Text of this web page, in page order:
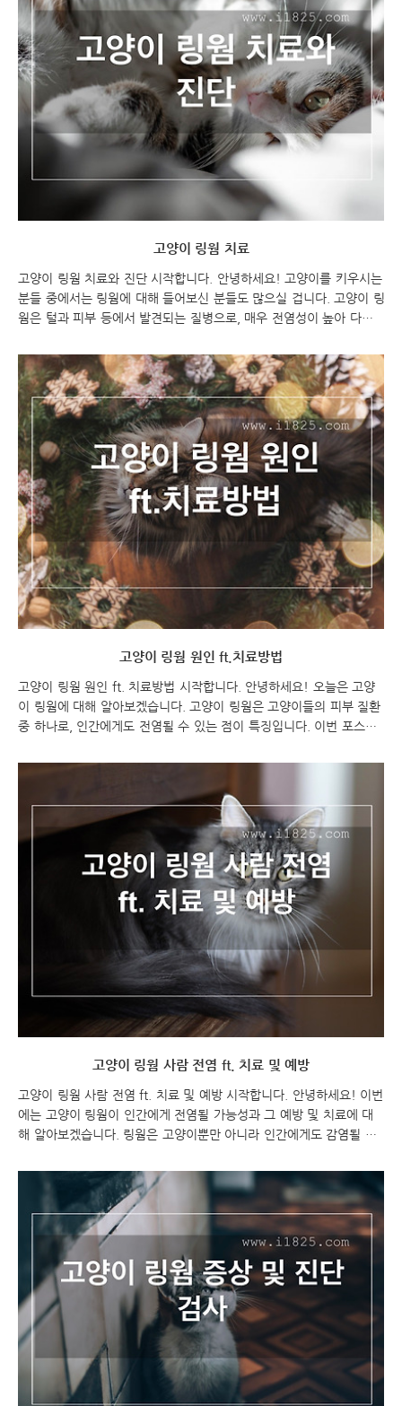
의 건강을 위해 매우 중요한 제품입니다. 링웜 감염을 예방하고 치료
하기 위해서는 청소와 소독이 필수적입니다. 이에 따라 링웜 연고는 매
우 효과적이며, 안전하고 강력한 살균 효과를 가진 제품으로 광고되고
있습니다. 그러나 제품의 안전..
고양이 링웜 치료
고양이 링웜 치료와 진단 시작합니다. 안녕하세요! 고양이를 키우시는
분들 중에서는 링웜에 대해 들어보신 분들도 많으실 겁니다. 고양이 링
웜은 털과 피부 등에서 발견되는 질병으로, 매우 전염성이 높아 다른
링웜의 증상과 진단 방법부터 치료와 예방 방법까지 자세히 알아보도
록 하겠습니다. 고양이 링웜 치료와 진단 고양이 링웜 고양이 링웜 치
료 그리고 진단 고양이의 링웜 진단과 증상에 대해 설명한 내용입니
다. 진균 침투는 피부에 미세 외상을 입은 경우, 체외기생충이 있는 경
우, 습도가 높은 환경에서 생활하는 경우 발생할 가능성이 높습니다.
감염된 고양이는 감염성 포자를 방출하며, 감염의 임상 징후는 진균 노
출 후 2-4주 후에 나타납니다. 감염된..
고양이 링웜 원인 ft.치료방법
고양이 링웜 원인 ft. 치료방법 시작합니다. 안녕하세요! 오늘은 고양
이 링웜에 대해 알아보겠습니다. 고양이 링웜은 고양이들의 피부 질환
중 하나로, 인간에게도 전염될 수 있는 점이 특징입니다. 이번 포스팅
다. 함께 시작해볼까요? 고양이 링웜 원인 ft. 치료방법 고양이 링웜
있는데, 이는 '고양이 링웜'이라는 피부질환으로 인한 것입니다. 링웜
은 붉은 링 형태 반점이 생기며, 머리, 몸통, 팔다리 등에 발생하며 손
톱과 발톱에도 나타날 수 있습니다. 감염되면 4~14일간의 잠복기를
거쳐서 증상이 나타나며, 가려움, 통증, 탈모 등의 증상이 동반됩니다.
링웜은 곰팡이의 일종인 피..
고양이 링웜 사람 전염 ft. 치료 및 예방
고양이 링웜 사람 전염 ft. 치료 및 예방 시작합니다. 안녕하세요! 이번
에는 고양이 링웜이 인간에게 전염될 가능성과 그 예방 및 치료에 대
해 알아보겠습니다. 링웜은 고양이뿐만 아니라 인간에게도 감염될 수
의해야 합니다. 이번 포스팅에서는 링웜의 인간 전염 가능성, 예방법,
그리고 치료 방법 등에 대해 자세히 알아보도록 하겠습니다. 함께 고
양이와 인간의 건강을 지켜보아요! 고양이 링웜 사람 전염 ft. 치료 및
예방 고양이 링웜 고양이 링웜 사람 전염 사상균증 예방을 위한 조치
고양이가 피부사상균증에 걸리지 않도록 예방하는 것이 가장 좋은 방
법입니다. 특히, 고양이 링웜 다음과 같은 조치를 취하면 감염의 위험
을 줄일 수 있습니다: 청결을..